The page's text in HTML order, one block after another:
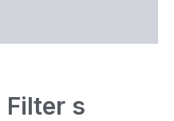
Filter s